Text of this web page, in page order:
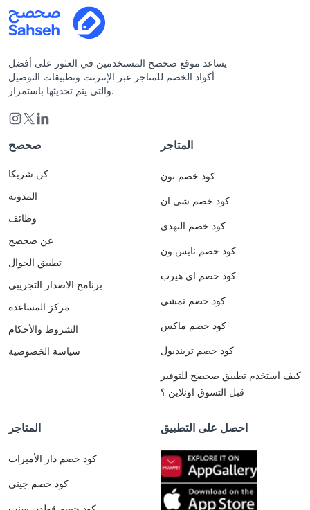
يساعد موقع صحصح المستخدمين في العثور على أفضل
أكواد الخصم للمتاجر عبر الإنترنت وتطبيقات التوصيل
والتي يتم تحديثها باستمرار.
صحصح
كن شريكا
المدونة
وظائف
عن صحصح
تطبيق الجوال
برنامج الاصدار التجريبي
مركز المساعدة
الشروط والأحكام
سياسة الخصوصية
المتاجر
كود خصم نون
كود خصم شي ان
كود خصم النهدي
كود خصم نايس ون
كود خصم اي هيرب
كود خصم نمشي
كود خصم ماكس
كود خصم ترينديول
كيف استخدم تطبيق صحصح للتوفير
قبل التسوق اونلاين ؟
المتاجر
كود خصم دار الأميرات
كود خصم جيني
احصل على التطبيق